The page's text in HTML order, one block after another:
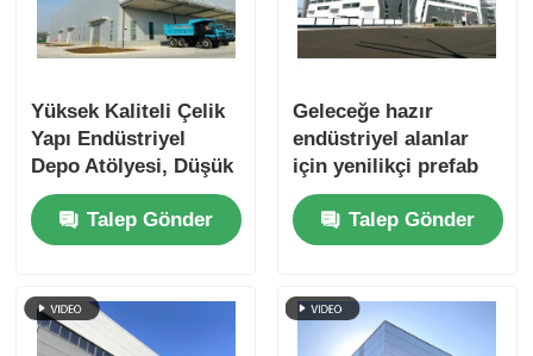
Yüksek Kaliteli Çelik
Yapı Endüstriyel
Depo Atölyesi, Düşük
Maliyetli Yeşil Bina
Talep Gönder
Geleceğe hazır
endüstriyel alanlar
için yenilikçi prefab
çelik yapı atölyesi
binası.Talep Gönder